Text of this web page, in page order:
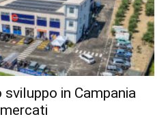
in Campania